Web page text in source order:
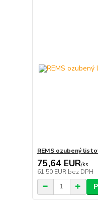
REMS ozubený
75,64 EUR/ks
61,50 EUR bez DPH